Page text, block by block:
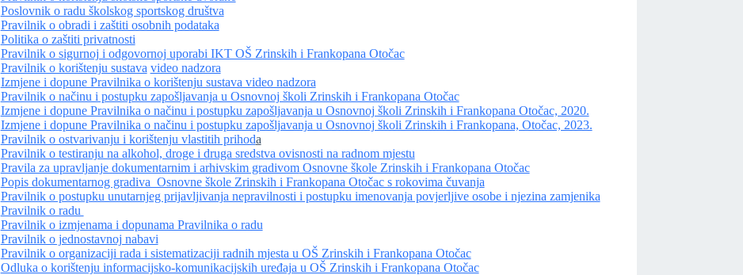
Poslovnik o radu školskog sportskog društva
Pravilnik o obradi i zaštiti osobnih podataka
Politika o zaštiti privatnosti
Pravilnik o sigurnoj i odgovornoj uporabi IKT OŠ Zrinskih i Frankopana Otočac
Pravilnik o korištenju sustava video nadzora
Izmjene i dopune Pravilnika o korištenju sustava video nadzora
Pravilnik o načinu i postupku zapošljavanja u Osnovnoj školi Zrinskih i Frankopana Otočac
Izmjene i dopune Pravilnika o načinu i postupku zapošljavanja u Osnovnoj školi Zrinskih i Frankopana Otočac, 2020.
Izmjene i dopune Pravilnika o načinu i postupku zapošljavanja u Osnovnoj školi Zrinskih i Frankopana, Otočac, 2023.
Pravilnik o ostvarivanju i korištenju vlastitih prihoda
Pravilnik o testiranju na alkohol, droge i druga sredstva ovisnosti na radnom mjestu
Pravila za upravljanje dokumentarnim i arhivskim gradivomOsnovne škole Zrinskih i Frankopana Otočac
Popis dokumentarnog gradiva Osnovne škole Zrinskih i Frankopana Otočac s rokovima čuvanja
Pravilnik o postupku unutarnjeg prijavljivanja nepravilnosti i postupku imenovanja povjerljive osobe i njezina zamjenika
Pravilnik o radu
Pravilnik o izmjenama i dopunama Pravilnika o radu
Pravilnik o jednostavnoj nabavi
Pravilnik o organizaciji rada i sistematizaciji radnih mjesta u OŠ Zrinskih i Frankopana Otočac
Odluka o korištenju informacijsko-komunikacijskih uređaja u OŠ Zrinskih i Frankopana Otočac